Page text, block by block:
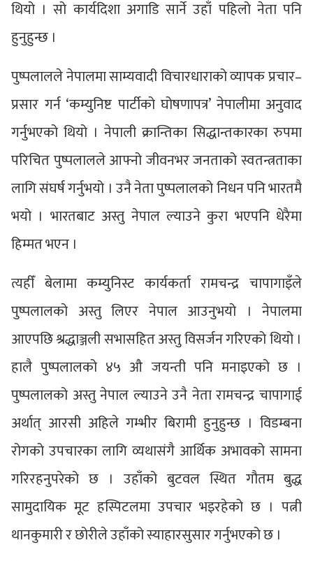
थियो । सो कार्यदिशा अगाडि सार्ने उहाँ पहिलो नेता पनि
हुनुहुन्छ ।
पुष्पलालले नेपालमा साम्यवादी विचारधाराको व्यापक प्रचार–
प्रसार गर्न ‘कम्युनिष्ट पार्टीको घोषणापत्र’ नेपालीमा अनुवाद
गर्नुभएको थियो । नेपाली क्रान्तिका सिद्धान्तकारका रुपमा
परिचित पुष्पलालले आफ्नो जीवनभर जनताको स्वतन्त्रताका
लागि संघर्ष गर्नुभयो । उनै नेता पुष्पलालको निधन पनि भारतमै
भयो । भारतबाट अस्तु नेपाल ल्याउने कुरा भएपनि धेरैमा
हिम्मत भएन ।
त्यहीँ बेलामा कम्युनिस्ट कार्यकर्ता रामचन्द्र चापागाइँले
पुष्पलालको अस्तु लिएर नेपाल आउनुभयो । नेपालमा
आएपछि श्रद्धाञ्जली सभासहित अस्तु विसर्जन गरिएको थियो ।
हालै पुष्पलालको ४५ औ जयन्ती पनि मनाइएको छ ।
पुष्पलालको अस्तु नेपाल ल्याउने उनै नेता रामचन्द्र चापागाई
अर्थात् आरसी अहिले गम्भीर बिरामी हुनुहुन्छ । विडम्बना
रोगको उपचारका लागि व्यथासंगै आर्थिक अभावको सामना
गरिरहनुपरेको छ । उहाँको बुटवल स्थित गौतम बुद्ध
सामुदायिक मूट हस्पिटलमा उपचार भइरहेको छ । पत्नी
थानकुमारी र छोरीले उहाँको स्याहारसुसार गर्नुभएको छ ।